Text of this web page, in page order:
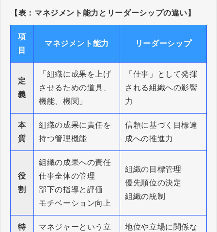
【表：マネジメント能力とリーダーシップの違い】
項
目
マネジメント能力 リーダーシップ
定
義
「組織に成果を上げ
させるための道具、
機能、機関」
「仕事」として発揮
される組織への影響
力
本
質
組織の成果に責任を
持つ管理機能
信頼に基づく目標達
成への推進力
役
割
組織の成果への責任
仕事全体の管理
部下の指導と評価
モチベーション向上
組織の目標管理
優先順位の決定
組織の統制
特
マネジャーという立
地位や立場に関係な